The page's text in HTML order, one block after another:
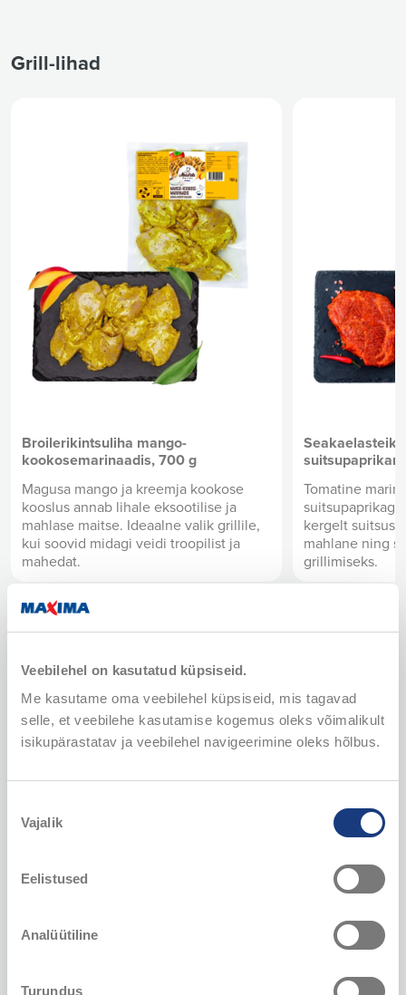
Veebilehel on kasutatud küpsiseid.
Me kasutame oma veebilehel küpsiseid, mis tagavad
selle, et veebilehe kasutamise kogemus oleks võimalikult
isikupärastatav ja veebilehel navigeerimine oleks hõlbus.
valik
Vajalik
Eelistused
Analüütiline
Turundus
Grill-lihad
Broilerikintsuliha mango-
kookosemarinaadis, 700 g
Magusa mango ja kreemja kookose
kooslus annab lihale eksootilise ja
mahlase maitse. Ideaalne valik grillile,
kui soovid midagi veidi troopilist ja
mahedat.
Seakaelasteik
Tomatine
kergelt
mahlane ning
grillimiseks.
Suupisted
Lavašš singi ja juustuga Mesitrite
Klassikalised singi ja juustuga
meistrite poolt värskeid ja kvaliteetseid
Kvaliteet, 250 g
Mõnusalt
küüslauguga
sauna